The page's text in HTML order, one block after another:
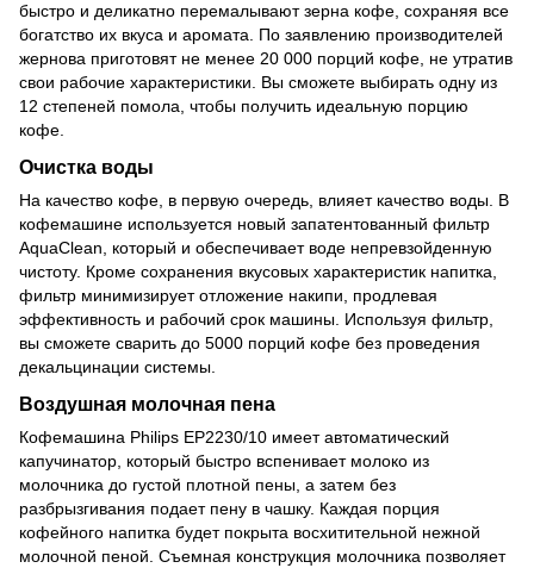
быстро и деликатно перемалывают зерна кофе, сохраняя все
богатство их вкуса и аромата. По заявлению производителей
жернова приготовят не менее 20 000 порций кофе, не утратив
свои рабочие характеристики. Вы сможете выбирать одну из
12 степеней помола, чтобы получить идеальную порцию
кофе.
Очистка воды
На качество кофе, в первую очередь, влияет качество воды. В
кофемашине используется новый запатентованный фильтр
AquaClean, который и обеспечивает воде непревзойденную
чистоту. Кроме сохранения вкусовых характеристик напитка,
фильтр минимизирует отложение накипи, продлевая
эффективность и рабочий срок машины. Используя фильтр,
вы сможете сварить до 5000 порций кофе без проведения
декальцинации системы.
Воздушная молочная пена
Кофемашина Philips EP2230/10 имеет автоматический
капучинатор, который быстро вспенивает молоко из
молочника до густой плотной пены, а затем без
разбрызгивания подает пену в чашку. Каждая порция
кофейного напитка будет покрыта восхитительной нежной
молочной пеной. Съемная конструкция молочника позволяет